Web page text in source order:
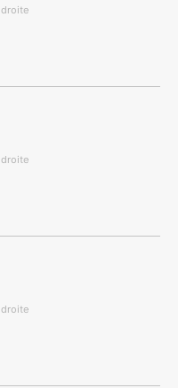
droite
droite
droite